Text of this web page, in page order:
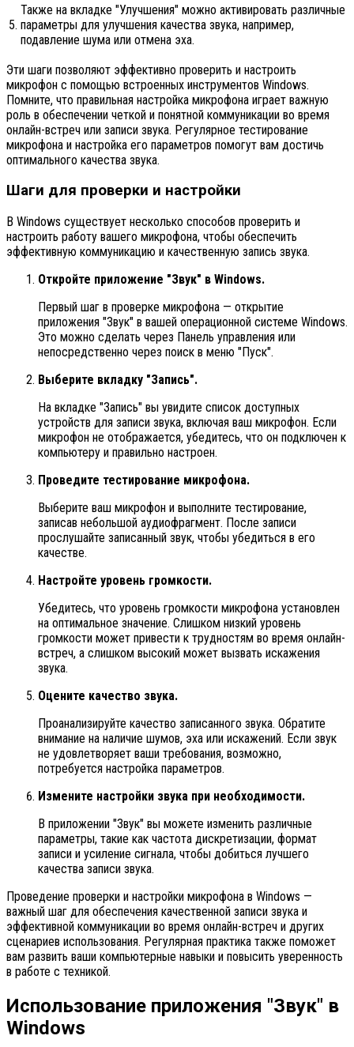
5.
Также на вкладке "Улучшения" можно активировать различные
параметры для улучшения качества звука, например,
подавление шума или отмена эха.
Эти шаги позволяют эффективно проверить и настроить
микрофон с помощью встроенных инструментов Windows.
Помните, что правильная настройка микрофона играет важную
роль в обеспечении четкой и понятной коммуникации во время
онлайн-встреч или записи звука. Регулярное тестирование
микрофона и настройка его параметров помогут вам достичь
оптимального качества звука.
Шаги для проверки и настройки
В Windows существует несколько способов проверить и
настроить работу вашего микрофона, чтобы обеспечить
эффективную коммуникацию и качественную запись звука.
Откройте приложение "Звук" в Windows.
Первый шаг в проверке микрофона — открытие
приложения "Звук" в вашей операционной системе Windows.
Это можно сделать через Панель управления или
непосредственно через поиск в меню "Пуск".
Выберите вкладку "Запись".
На вкладке "Запись" вы увидите список доступных
устройств для записи звука, включая ваш микрофон. Если
микрофон не отображается, убедитесь, что он подключен к
компьютеру и правильно настроен.
Проведите тестирование микрофона.
Выберите ваш микрофон и выполните тестирование,
записав небольшой аудиофрагмент. После записи
прослушайте записанный звук, чтобы убедиться в его
качестве.
Настройте уровень громкости.
Убедитесь, что уровень громкости микрофона установлен
на оптимальное значение. Слишком низкий уровень
громкости может привести к трудностям во время онлайн-
встреч, а слишком высокий может вызвать искажения
звука.
Оцените качество звука.
Проанализируйте качество записанного звука. Обратите
внимание на наличие шумов, эха или искажений. Если звук
не удовлетворяет ваши требования, возможно,
потребуется настройка параметров.
Измените настройки звука при необходимости.
В приложении "Звук" вы можете изменить различные
параметры, такие как частота дискретизации, формат
записи и усиление сигнала, чтобы добиться лучшего
качества записи звука.
Проведение проверки и настройки микрофона в Windows —
важный шаг для обеспечения качественной записи звука и
эффективной коммуникации во время онлайн-встреч и других
сценариев использования. Регулярная практика также поможет
вам развить ваши компьютерные навыки и повысить уверенность
в работе с техникой.
Использование приложения "Звук" в
Windows